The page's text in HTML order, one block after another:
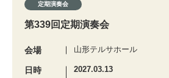
定期演奏会
第339回定期演奏会
会場 山形テルサホール
日時
2027.03.13